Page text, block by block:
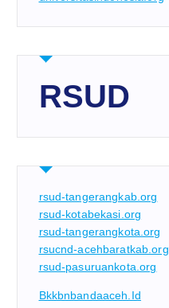
RSUD
rsud-tangerangkab.org
rsud-kotabekasi.org
rsud-tangerangkota.org
rsucnd-acehbaratkab.org
rsud-pasuruankota.org
Bkkbnbandaaceh.id